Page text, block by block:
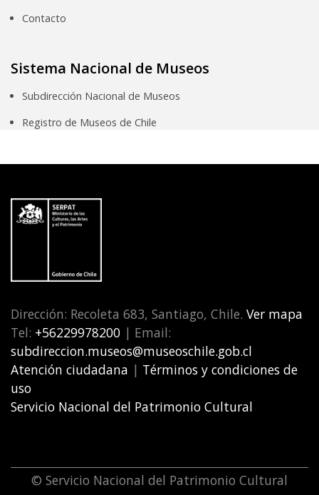
Contacto
Sistema Nacional de Museos
Subdirección Nacional de Museos
Registro de Museos de Chile
Dirección: Recoleta 683, Santiago, Chile. Ver mapa
Tel: +56229978200 | Email:
subdireccion.museos@museoschile.gob.cl
Atención ciudadana | Términos y condiciones de
uso
Servicio Nacional del Patrimonio Cultural
© Servicio Nacional del Patrimonio Cultural